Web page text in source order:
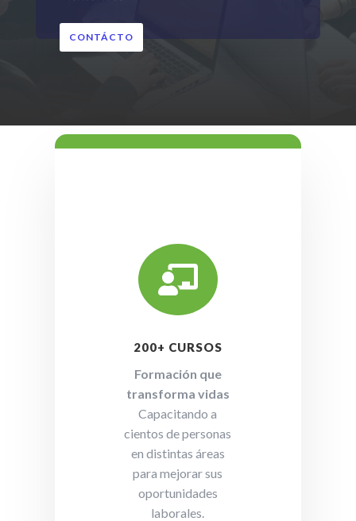
CONTÁCTO

200+ CURSOS
Formación que
transforma vidas
Capacitando a
cientos de personas
en distintas áreas
para mejorar sus
oportunidades
laborales.